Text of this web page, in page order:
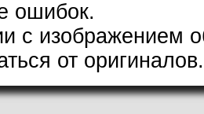
ошибок.
с изображением
от оригиналов.